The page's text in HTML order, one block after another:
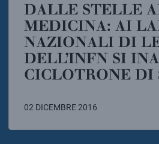
DALLE STELLE ALLA
MEDICINA: AI
NAZIONALI DI
DELL’INFN SI
CICLOTRONE DI
02 DICEMBRE 2016